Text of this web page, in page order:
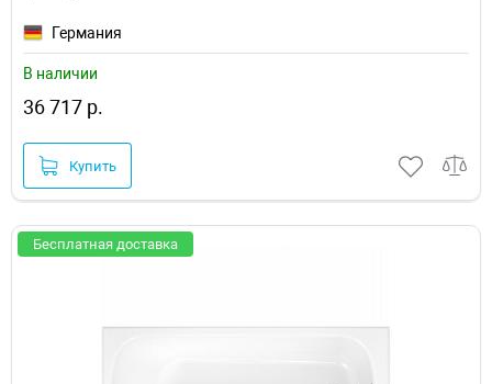
Германия
В наличии
36 717 р.
Купить
Бесплатная доставка